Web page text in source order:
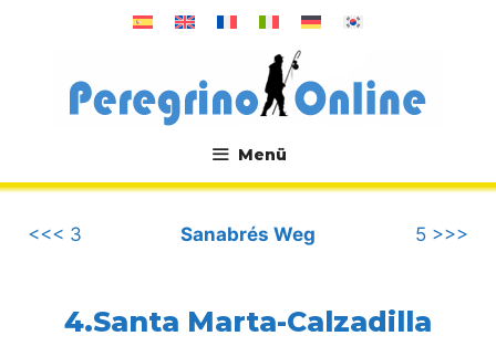
Menü
.
<<< 3
Sanabrés Weg 5 >>>
4.Santa Marta-Calzadilla